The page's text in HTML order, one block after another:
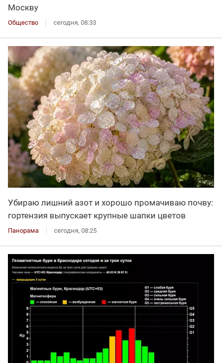
Москву
Общество сегодня, 08:33
Убираю лишний азот и хорошо промачиваю почву:
гортензия выпускает крупные шапки цветов
Панорама сегодня, 08:25